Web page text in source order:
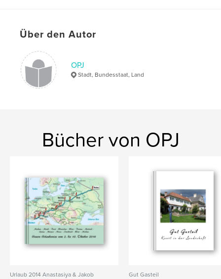
Über den Autor
OPJ
Stadt, Bundesstaat, Land
Bücher von OPJ
Urlaub 2014 Anastasiya & Jakob Gut Gasteil